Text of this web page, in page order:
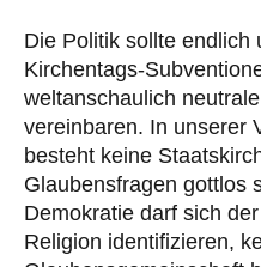
Die Politik sollte endlich
Kirchentags-
weltanschaulich
vereinbaren. In unserer
besteht keine
Glaubensfragen gottlos
Demokratie darf sich
Religion identifizieren,